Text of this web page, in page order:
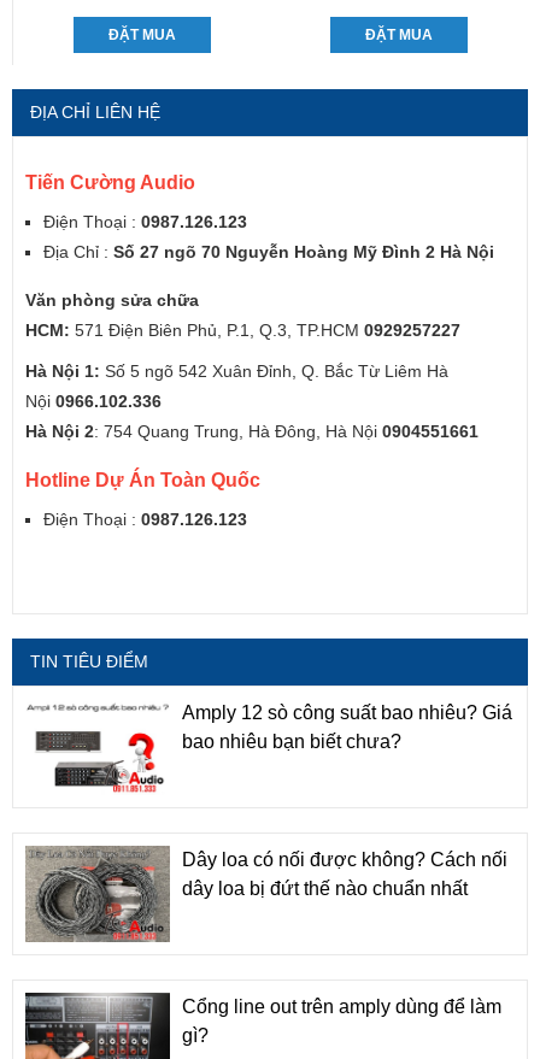
ĐẶT MUA ĐẶT MUA
ĐỊA CHỈ LIÊN HỆ
Tiến Cường Audio
Điện Thoại : 0987.126.123
Địa Chỉ : Số 27 ngõ 70 Nguyễn Hoàng Mỹ Đình 2 Hà Nội
Văn phòng sửa chữa
HCM: 571 Điện Biên Phủ, P.1, Q.3, TP.HCM 0929257227
Hà Nội 1: Số 5 ngõ 542 Xuân Đỉnh, Q. Bắc Từ Liêm Hà
Nội 0966.102.336
Hà Nội 2: 754 Quang Trung, Hà Đông, Hà Nội 0904551661
Hotline Dự Án Toàn Quốc
Điện Thoại : 0987.126.123
TIN TIÊU ĐIỂM
Amply 12 sò công suất bao nhiêu? Giá
bao nhiêu bạn biết chưa?
Dây loa có nối được không? Cách nối
dây loa bị đứt thế nào chuẩn nhất
Cổng line out trên amply dùng để làm
gì?